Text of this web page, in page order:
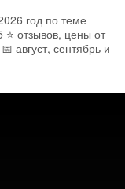
год по теме
отзывов, цены от
август, сентябрь и